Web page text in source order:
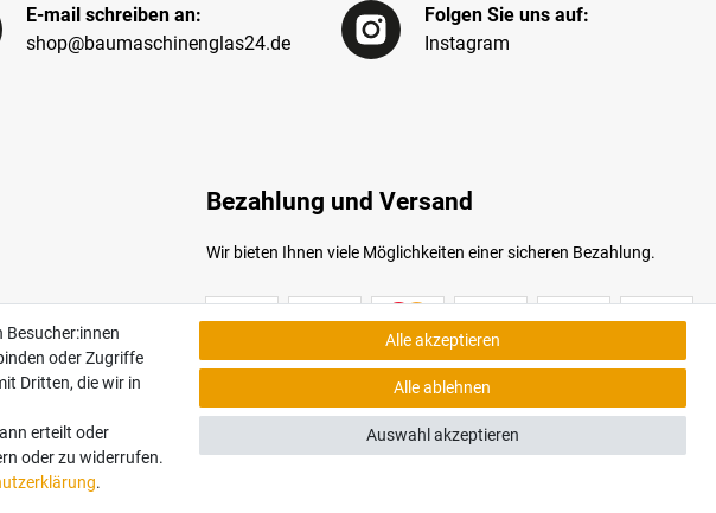
E-mail schreiben an:
shop@baumaschinenglas24.de
Folgen Sie uns auf:
Instagram
Bezahlung und Versand
Wir bieten Ihnen viele Möglichkeiten einer sicheren Bezahlung.
Irrtümer vorbehalten. Abbildungen ähnlich. Nur solange der Vorrat reicht.
Besucher:innen
oder Zugriffe
Dritten, die wir in
erteilt oder
oder zu widerrufen.
.
Alle akzeptieren
Alle ablehnen
Auswahl akzeptieren